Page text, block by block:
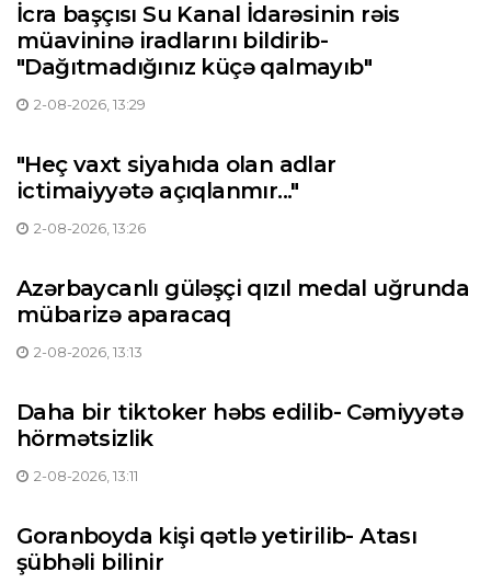
İcra başçısı Su Kanal İdarəsinin rəis
müavininə iradlarını bildirib-
"Dağıtmadığınız küçə qalmayıb"
2-08-2026, 13:29
"Heç vaxt siyahıda olan adlar
ictimaiyyətə açıqlanmır..."
2-08-2026, 13:26
Azərbaycanlı güləşçi qızıl medal uğrunda
mübarizə aparacaq
2-08-2026, 13:13
Daha bir tiktoker həbs edilib- Cəmiyyətə
hörmətsizlik
2-08-2026, 13:11
Goranboyda kişi qətlə yetirilib- Atası
şübhəli bilinir